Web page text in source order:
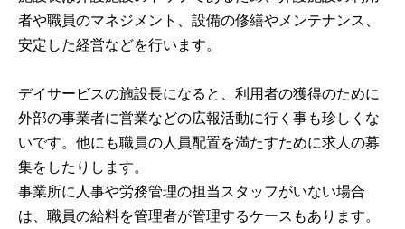
者や職員のマネジメント、設備の修繕やメンテナンス、
安定した経営などを行います。
デイサービスの施設長になると、利用者の獲得のために
外部の事業者に営業などの広報活動に行く事も珍しくな
いです。他にも職員の人員配置を満たすために求人の募
集をしたりします。
事業所に人事や労務管理の担当スタッフがいない場合
は、職員の給料を管理者が管理するケースもあります。